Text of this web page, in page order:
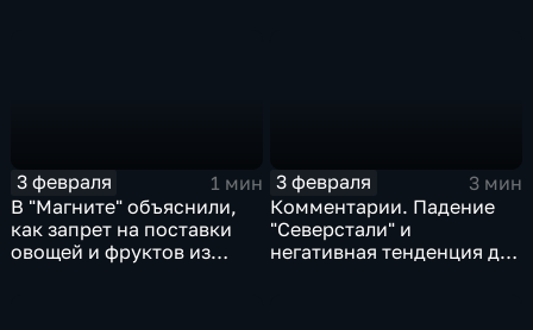
3 февраля
1 мин
В "Магните" объяснили,
как запрет на поставки
овощей и фруктов из
3 февраля
3 мин
Комментарии. Падение
"Северстали" и
негативная тенденция для